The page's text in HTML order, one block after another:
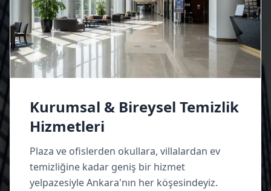
Kurumsal & Bireysel Temizlik
Hizmetleri
Plaza ve ofislerden okullara, villalardan ev
temizliğine kadar geniş bir hizmet
yelpazesiyle Ankara'nın her köşesindeyiz.